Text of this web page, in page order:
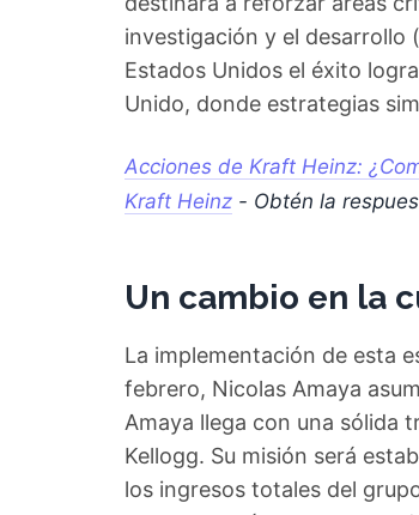
investigación y el desarrollo
Estados Unidos el éxito
Unido, donde estrategias
Acciones de Kraft Heinz:
Kraft Heinz - Obtén la
Un cambio en la
La implementación de esta
febrero, Nicolas Amaya
Amaya llega con una sólida
Kellogg. Su misión será
los ingresos totales del